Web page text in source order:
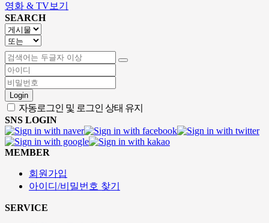
영화 & TV보기
SEARCH
Login
자동로그인 및 로그인 상태 유지
SNS LOGIN
MEMBER
회원가입
아이디/비밀번호 찾기
SERVICE